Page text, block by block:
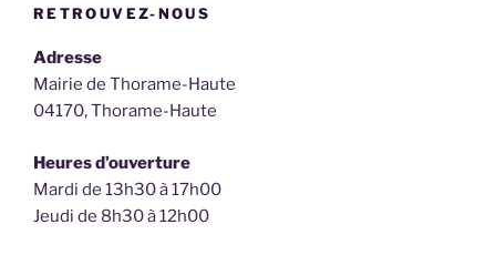
RETROUVEZ-NOUS
Adresse
Mairie de Thorame-Haute
04170, Thorame-Haute
Heures d’ouverture
Mardi de 13h30 à 17h00
Jeudi de 8h30 à 12h00